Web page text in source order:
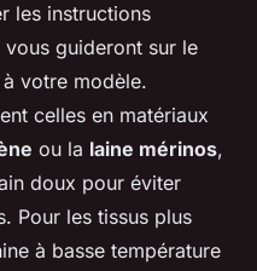
les instructions
guideront sur le
votre modèle.
celles en matériaux
ou la laine mérinos,
doux pour éviter
Pour les tissus plus
à basse température